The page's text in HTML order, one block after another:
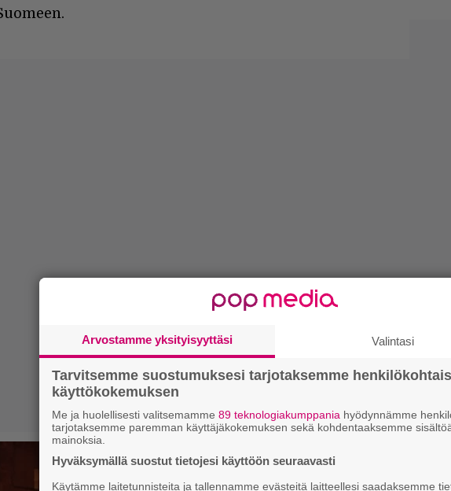
Arvostamme yksityisyyttäsi Valintasi
Tarvitsemme suostumuksesi tarjotaksemme
käyttökokemuksen
Me ja huolellisesti valitsemamme 89 teknologiakumppania hyödynnämme
tarjotaksemme paremman käyttäjäkokemuksen sekä kohdentaaksemme
mainoksia.
Hyväksymällä suostut tietojesi käyttöön seuraavasti
Käytämme laitetunnisteita ja tallennamme evästeitä laitteellesi saadaksemme